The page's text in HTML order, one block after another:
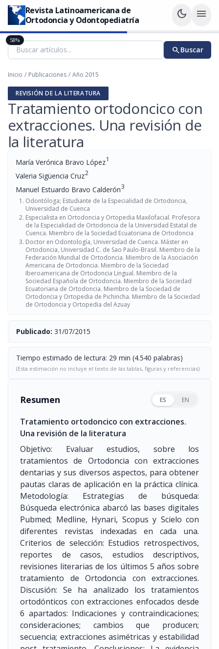
Revista Latinoamericana de
Ortodoncia y Odontopediatría
dark_mode menu
searchBuscar
Inicio / Publicaciones / Año 2015
REVISIÓN DE LA LITERATURA
Tratamiento ortodoncico con
extracciones. Una revisión de
la literatura
María Verónica Bravo López1
Valeria Sigüencia Cruz2
Manuel Estuardo Bravo Calderón3
Odontóloga; Estudiante de la Especialidad de Ortodoncia,
Universidad de Cuenca
Especialista en Ortodoncia y Ortopedia Maxilofacial. Profesora
de la Especialidad de Ortodoncia de la Universidad Estatal de
Cuenca. Miembro de la Sociedad Ecuatoriana de Ortodoncia
Doctor en Odontología, Universidad de Cuenca. Máster en
Ortodoncia, Universidad C. de Sao Paulo-Brasil. Miembro de la
Federación Mundial de Ortodoncia. Miembro de la Asociación
Americana de Ortodoncia. Miembro de la Sociedad
Iberoamericana de Ortodoncia Lingual. Miembro de la
Sociedad Española de Ortodoncia. Miembro de la Sociedad
Ecuatoriana de Ortodoncia. Miembro de la Sociedad de
Ortodoncia y Ortopedia de Pichincha. Miembro de la Sociedad
de Ortodoncia y Ortopedia del Azuay
Publicado: 31/07/2015
Tiempo estimado de lectura: 29 min (4.540 palabras)
(Esta estimación no incluye el texto de las tablas, figuras y referencias)
Resumen ES EN
Tratamiento ortodoncico con extracciones.
Una revisión de la literatura
Objetivo: Evaluar estudios, sobre los
tratamientos de Ortodoncia con extracciones
dentarias y sus diversos aspectos, para obtener
pautas claras de aplicación en la práctica clínica.
Metodología: Estrategias de búsqueda:
Búsqueda electrónica abarcó las bases digitales
Pubmed; Medline, Hynari, Scopus y Scielo con
diferentes revistas indexadas en cada una.
Criterios de selección: Estudios retrospectivos,
reportes de casos, estudios descriptivos,
revisiones literarias de los últimos 5 años sobre
tratamiento de Ortodoncia con extracciones.
Discusión: Se ha analizado los tratamientos
ortodónticos con extracciones enfocados desde
6 apartados: Indicaciones y contraindicaciones;
consideraciones; cambios que producen;
secuencia; extracciones asimétricas y estabilidad
58%